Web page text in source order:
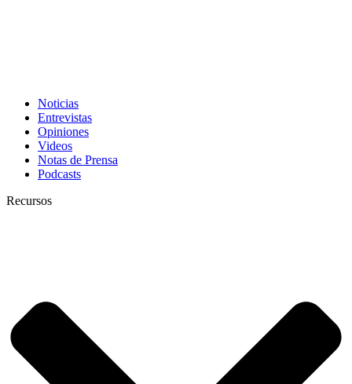
Noticias
Entrevistas
Opiniones
Videos
Notas de Prensa
Podcasts
Recursos